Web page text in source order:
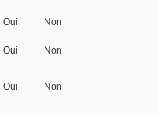
Oui Non
Oui
Non
Oui Non